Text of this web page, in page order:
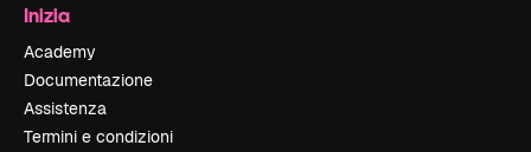
Inizia
Academy
Documentazione
Assistenza
Termini e condizioni